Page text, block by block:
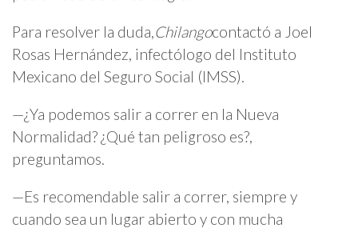
Para resolver la duda,Chilangocontactó a Joel
Rosas Hernández, infectólogo del Instituto
Mexicano del Seguro Social (IMSS).
—¿Ya podemos salir a correr en la Nueva
Normalidad? ¿Qué tan peligroso es?,
preguntamos.
—Es recomendable salir a correr, siempre y
cuando sea un lugar abierto y con mucha